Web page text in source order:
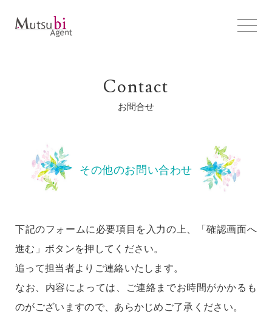
Contact
お問合せ
その他のお問い合わせ
下記のフォームに必要項目を入力の上、「確認画面へ
進む」ボタンを押してください。
追って担当者よりご連絡いたします。
なお、内容によっては、ご連絡までお時間がかかるも
のがございますので、あらかじめご了承ください。